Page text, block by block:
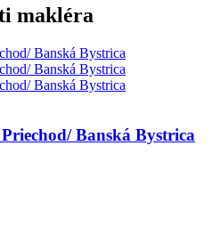
makléra
Banská Bystrica